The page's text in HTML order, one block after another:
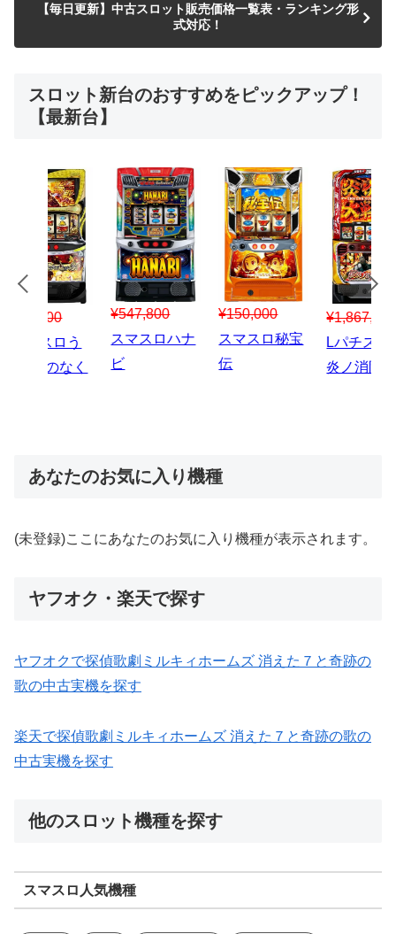
【毎日更新】中古スロット販売価格一覧表・ランキング形
式対応！
スロット新台のおすすめをピックアップ！
【最新台】
¥547,800
スマスロハナ
ビ
¥150,000
スマスロ秘宝
¥1,867,800
Lパチスロ 炎
炎ノ消防隊2
あなたのお気に入り機種
(未登録)ここにあなたのお気に入り機種が表示されます。
ヤフオク・楽天で探す
ヤフオクで探偵歌劇ミルキィホームズ 消えた７と奇跡の
歌の中古実機を探す
楽天で探偵歌劇ミルキィホームズ 消えた７と奇跡の歌の
中古実機を探す
他のスロット機種を探す
スマスロ人気機種